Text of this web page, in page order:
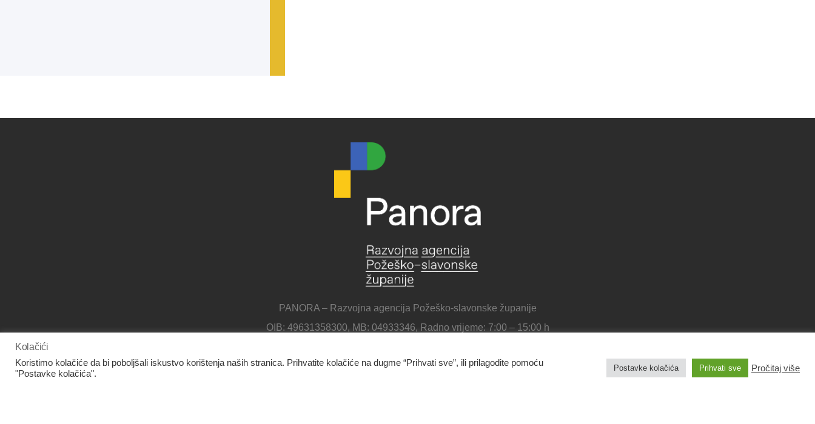
PANORA – Razvojna agencija Požeško-slavonske županije
OIB: 49631358300, MB: 04933346, Radno vrijeme: 7:00 – 15:00 h
Kolačići
Koristimo kolačiće da bi poboljšali iskustvo korištenja naših stranica. Prihvatite kolačiće na dugme “Prihvati sve”, ili prilagodite pomoću
"Postavke kolačića".
Postavke kolačića Prihvati sve Pročitaj više